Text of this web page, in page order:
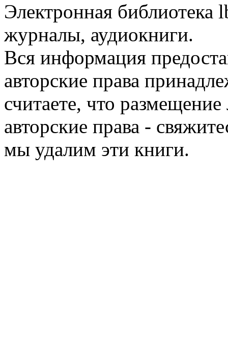
Электронная библиотека
журналы, аудиокниги.
Вся информация
авторские права
считаете, что
авторские права -
мы удалим эти книги.